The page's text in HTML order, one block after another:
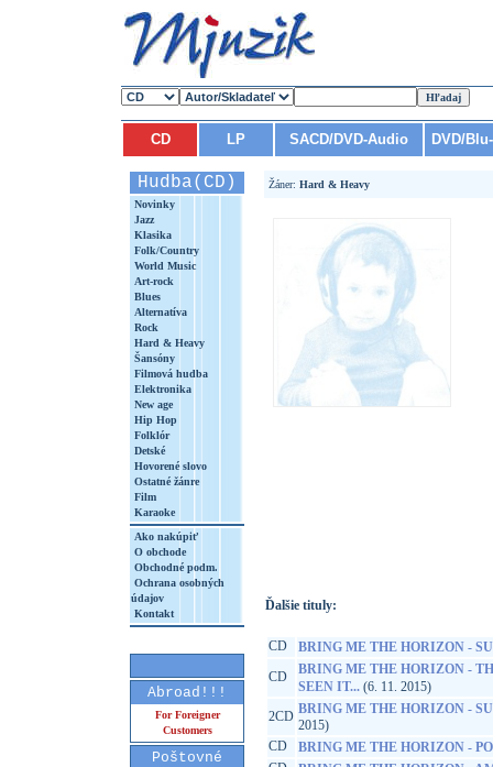
CD LP SACD/DVD-Audio DVD/
Hudba(CD)
Novinky
Jazz
Klasika
Folk/Country
World Music
Art-rock
Blues
Alternatíva
Rock
Hard & Heavy
Šansóny
Filmová hudba
Elektronika
New age
Hip Hop
Folklór
Detské
Hovorené slovo
Ostatné žánre
Film
Karaoke
Ako nakúpiť
O obchode
Obchodné podm.
Ochrana osobných
údajov
Kontakt
Abroad!!!
For Foreigner
Customers
Poštovné
Žáner: Hard & Heavy
Ďalšie tituly:
CD
BRING ME THE HORIZON -
CD
BRING ME THE HORIZON -
SEEN IT... (6. 11. 2015)
2CD BRING ME THE HORIZON -
2015)
CD
BRING ME THE HORIZON -